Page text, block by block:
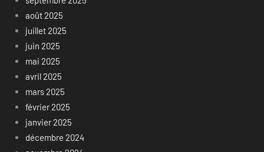
août 2025
juillet 2025
juin 2025
mai 2025
avril 2025
mars 2025
février 2025
janvier 2025
décembre 2024